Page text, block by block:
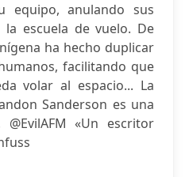
equipo, anulando sus
escuela de vuelo. De
ha hecho duplicar
facilitando que
volar al espacio... La
Sanderson es una
@EvilAFM «Un escritor